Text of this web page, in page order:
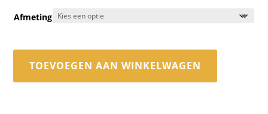
Afmeting
TOEVOEGEN AAN WINKELWAGEN